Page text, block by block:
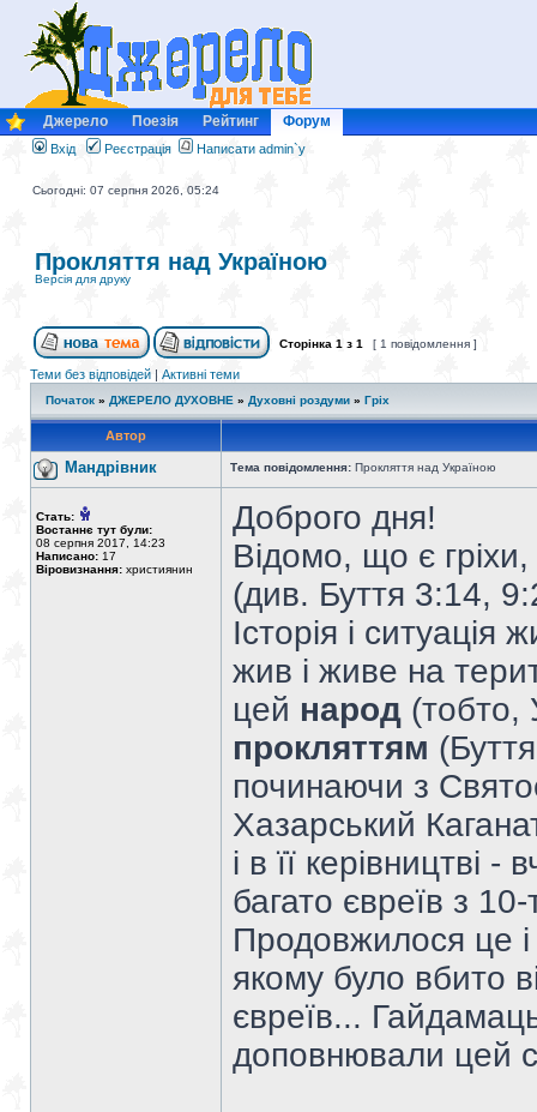
Джерело Поезія Рейтинг Форум
Вхід Реєстрація Написати admin`у
Сьогодні: 07 серпня 2026, 05:24
Прокляття над Україною
Версія для друку
Сторінка 1 з 1 [ 1 повідомлення ]
Теми без відповідей | Активні теми
Початок » ДЖЕРЕЛО ДУХОВНЕ » Духовні роздуми » Гріх
Автор
Мандрiвник Тема повідомлення: Прокляття над Україною
Стать:
Востаннє тут були:
08 серпня 2017, 14:23
Написано: 17
Віровизнання: християнин
Доброго дня!
Відомо, що є гріхи,
(див. Буття 3:14,
Історія і
жив і живе на
цей народ (тобто,
прокляттям
починаючи з
Хазарський
і в її керівництві
багато євреїв з 10-
Продовжилося це
якому було вбито
євреїв...
доповнювали цей